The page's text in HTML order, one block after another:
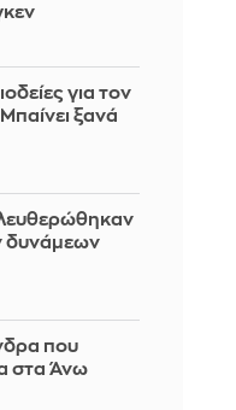
για τον
ξανά
δυνάμεων
που
στα Άνω